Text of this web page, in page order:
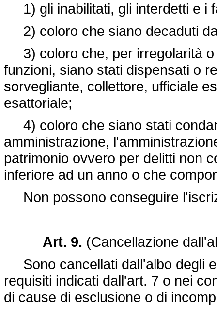
1) gli inabilitati, gli interdetti e i
2) coloro che siano decaduti
3) coloro che, per irregolarità o
funzioni, siano stati dispensati o
sorvegliante, collettore, ufficiale
esattoriale;
4) coloro che siano stati
amministrazione,
patrimonio ovvero per delitti non
inferiore ad un anno o che
Non possono conseguire
Art. 9. (Cancellazione
Sono cancellati dall'albo degli
requisiti indicati dall'art. 7 o nei
di cause di esclusione o di